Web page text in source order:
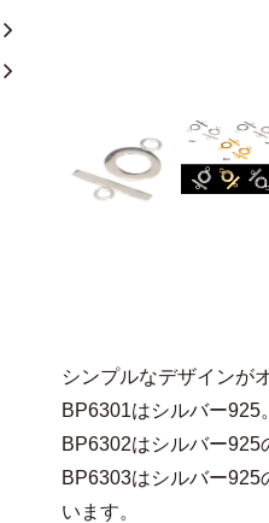
シンプルなデザインが
BP6301はシルバー925。
BP6302はシルバー925
BP6303はシルバー
います。